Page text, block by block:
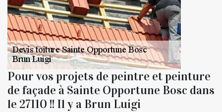
Pour vos projets de peintre et peinture
de façade à Sainte Opportune Bosc dans
le 27110 !! Il y a Brun Luigi